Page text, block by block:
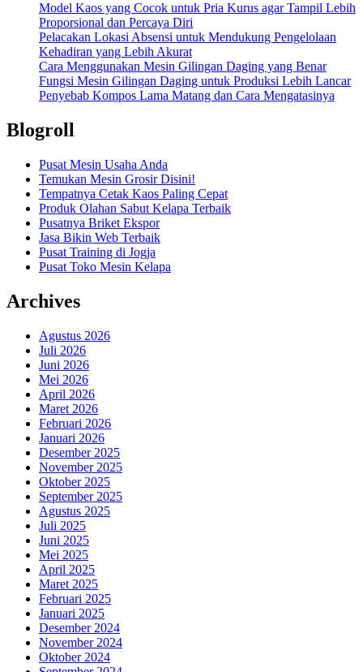
Model Kaos yang Cocok untuk Pria Kurus agar Tampil Lebih
Proporsional dan Percaya Diri
Pelacakan Lokasi Absensi untuk Mendukung Pengelolaan
Kehadiran yang Lebih Akurat
Cara Menggunakan Mesin Gilingan Daging yang Benar
Fungsi Mesin Gilingan Daging untuk Produksi Lebih Lancar
Penyebab Kompos Lama Matang dan Cara Mengatasinya
Blogroll
Pusat Mesin Usaha Anda
Temukan Mesin Grosir Disini!
Tempatnya Cetak Kaos Paling Cepat
Produk Olahan Sabut Kelapa Terbaik
Pusatnya Briket Ekspor
Jasa Bikin Web Terbaik
Pusat Training di Jogja
Pusat Toko Mesin Kelapa
Archives
Agustus 2026
Juli 2026
Juni 2026
Mei 2026
April 2026
Maret 2026
Februari 2026
Januari 2026
Desember 2025
November 2025
Oktober 2025
September 2025
Agustus 2025
Juli 2025
Juni 2025
Mei 2025
April 2025
Maret 2025
Februari 2025
Januari 2025
Desember 2024
November 2024
Oktober 2024